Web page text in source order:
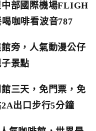
部國際機場FLIGH
咖啡看波音787
旁，人氣動漫公仔
景點
三天，免門票，免
出口步行5分鐘